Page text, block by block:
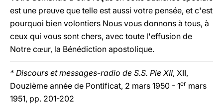
est une preuve que telle est aussi votre pensée, et c'est
pourquoi bien volontiers Nous vous donnons à tous, à
ceux qui vous sont chers, avec toute l'effusion de
Notre cœur, la Bénédiction apostolique.
* Discours et messages-radio de S.S. Pie XII, XII,
Douzième année de Pontificat, 2 mars 1950 - 1er mars
1951, pp. 201-202